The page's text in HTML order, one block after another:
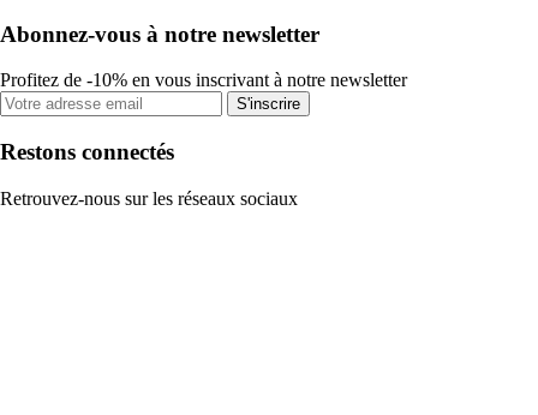
Abonnez-vous à notre newsletter
Profitez de -10% en vous inscrivant à notre newsletter
S'inscrire
Restons connectés
Retrouvez-nous sur les réseaux sociaux